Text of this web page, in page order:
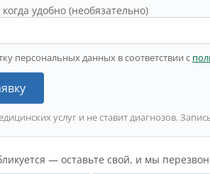
удобно (необязательно)
персональных данных в соответствии с
услуг и не ставит диагнозов.
— оставьте свой, и мы